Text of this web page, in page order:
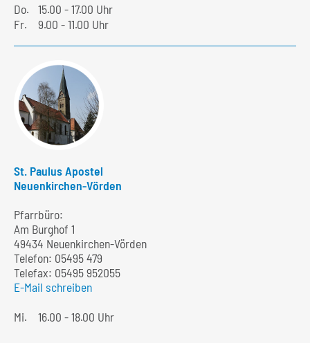
Do.
15.00 - 17.00 Uhr
Fr.
9.00 - 11.00 Uhr
St. Paulus Apostel
Neuenkirchen-Vörden
Pfarrbüro:
Am Burghof 1
49434 Neuenkirchen-Vörden
Telefon: 05495 479
Telefax: 05495 952055
E-Mail schreiben
Mi.
16.00 - 18.00 Uhr